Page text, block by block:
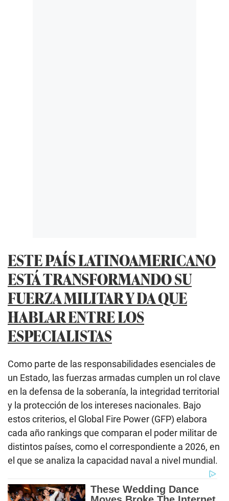
ESTE PAÍS LATINOAMERICANO
ESTÁ TRANSFORMANDO SU
FUERZA MILITAR Y DA QUE
HABLAR ENTRE LOS
ESPECIALISTAS
Como parte de las responsabilidades esenciales de
un Estado, las fuerzas armadas cumplen un rol clave
en la defensa de la soberanía, la integridad territorial
y la protección de los intereses nacionales. Bajo
estos criterios, el Global Fire Power (GFP) elabora
cada año rankings que comparan el poder militar de
distintos países, como el correspondiente a 2026, en
el que se analiza la capacidad naval a nivel mundial.